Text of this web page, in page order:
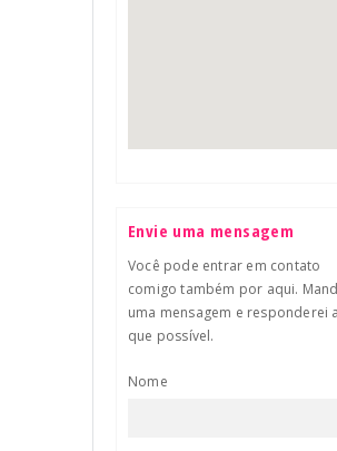
Envie uma mensagem
Você pode entrar em contato
comigo também por aqui.
uma mensagem e responderei
que possível.
Nome